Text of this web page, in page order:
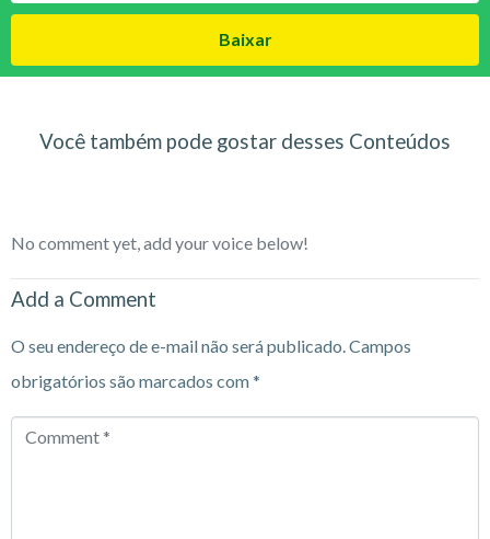
Baixar
Você também pode gostar desses Conteúdos
No comment yet, add your voice below!
Add a Comment
O seu endereço de e-mail não será publicado. Campos
obrigatórios são marcados com*
Comment